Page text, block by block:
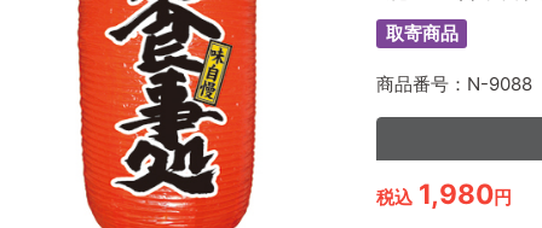
取寄商品
商品番号：N-9088
税込 1,980円